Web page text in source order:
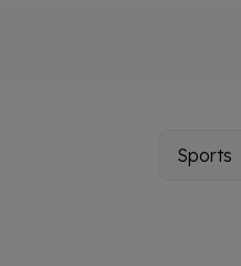
Main
Sports